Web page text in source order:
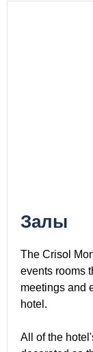
Залы
The Crisol
events rooms
meetings and
hotel.
All of the